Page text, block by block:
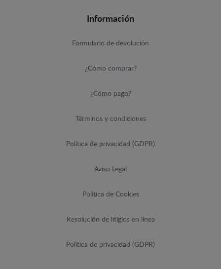
Información
Formulario de devolución
¿Cómo comprar?
¿Cómo pago?
Términos y condiciones
Política de privacidad (GDPR)
Aviso Legal
Política de Cookies
Resolución de litigios en línea
Política de privacidad (GDPR)